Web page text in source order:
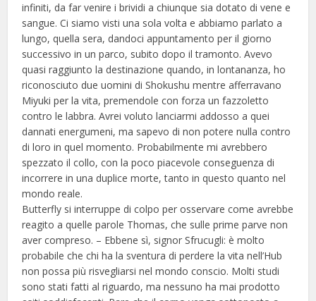
infiniti, da far venire i brividi a chiunque sia dotato di vene e
sangue. Ci siamo visti una sola volta e abbiamo parlato a
lungo, quella sera, dandoci appuntamento per il giorno
successivo in un parco, subito dopo il tramonto. Avevo
quasi raggiunto la destinazione quando, in lontananza, ho
riconosciuto due uomini di Shokushu mentre afferravano
Miyuki per la vita, premendole con forza un fazzoletto
contro le labbra. Avrei voluto lanciarmi addosso a quei
dannati energumeni, ma sapevo di non potere nulla contro
di loro in quel momento. Probabilmente mi avrebbero
spezzato il collo, con la poco piacevole conseguenza di
incorrere in una duplice morte, tanto in questo quanto nel
mondo reale.
Butterfly si interruppe di colpo per osservare come avrebbe
reagito a quelle parole Thomas, che sulle prime parve non
aver compreso. – Ebbene sì, signor Sfrucugli: è molto
probabile che chi ha la sventura di perdere la vita nell’Hub
non possa più risvegliarsi nel mondo conscio. Molti studi
sono stati fatti al riguardo, ma nessuno ha mai prodotto